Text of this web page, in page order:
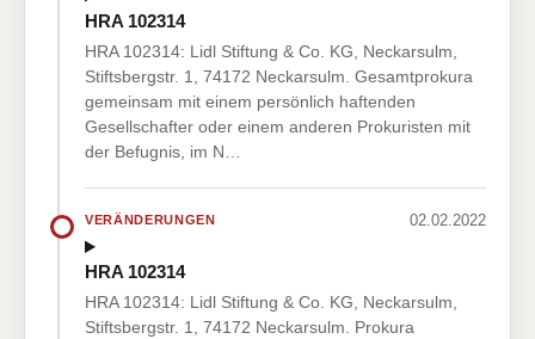
HRA 102314
HRA 102314: Lidl Stiftung & Co. KG, Neckarsulm,
Stiftsbergstr. 1, 74172 Neckarsulm. Gesamtprokura
gemeinsam mit einem persönlich haftenden
Gesellschafter oder einem anderen Prokuristen mit
der Befugnis, im N…
VERÄNDERUNGEN 02.02.2022
HRA 102314
HRA 102314: Lidl Stiftung & Co. KG, Neckarsulm,
Stiftsbergstr. 1, 74172 Neckarsulm. Prokura